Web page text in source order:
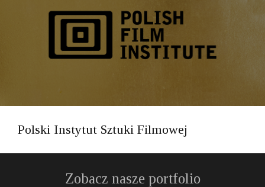
Polski Instytut Sztuki Filmowej
Zobacz nasze portfolio